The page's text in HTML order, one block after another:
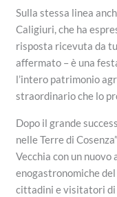
Sulla stessa linea
Caligiuri, che ha
risposta ricevuta da
affermato – è una
l’intero patrimonio
straordinario che lo
Dopo il grande
nelle Terre di
Vecchia con un
enogastronomiche
cittadini e visitatori di